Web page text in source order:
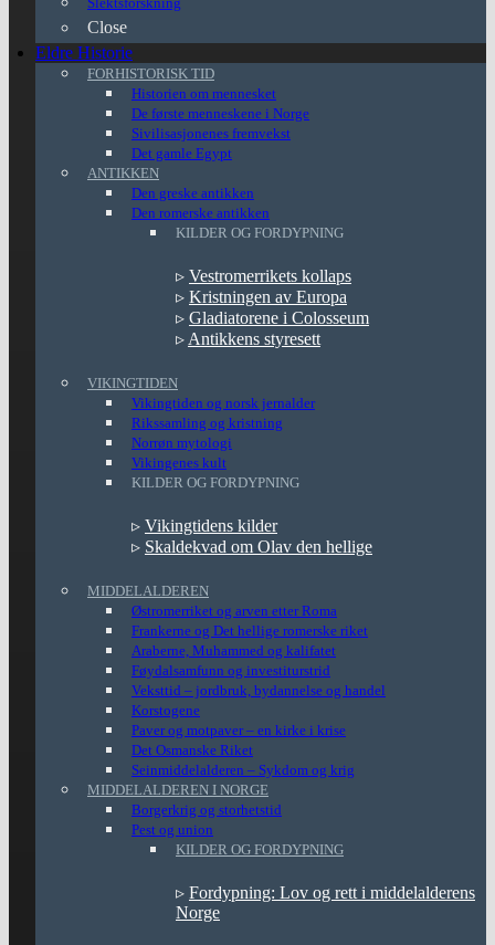
Close
Eldre Historie
FORHISTORISK TID
Historien om mennesket
De første menneskene i Norge
Sivilisasjonenes fremvekst
Det gamle Egypt
ANTIKKEN
Den greske antikken
Den romerske antikken
KILDER OG FORDYPNING
▹ Vestromerrikets kollaps
▹ Kristningen av Europa
▹ Gladiatorene i Colosseum
▹ Antikkens styresett
VIKINGTIDEN
Vikingtiden og norsk jernalder
Rikssamling og kristning
Norrøn mytologi
Vikingenes kult
KILDER OG FORDYPNING
▹ Vikingtidens kilder
▹ Skaldekvad om Olav den hellige
MIDDELALDEREN
Østromerriket og arven etter Roma
Frankerne og Det hellige romerske riket
Araberne, Muhammed og kalifatet
Føydalsamfunn og investiturstrid
Veksttid – jordbruk, bydannelse og handel
Korstogene
Paver og motpaver – en kirke i krise
Det Osmanske Riket
Seinmiddelalderen – Sykdom og krig
MIDDELALDEREN I NORGE
Borgerkrig og storhetstid
Pest og union
KILDER OG FORDYPNING
▹ Fordypning: Lov og rett i middelalderens
Norge